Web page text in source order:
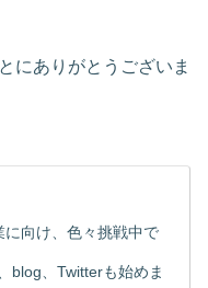
にありがとうございま
向け、色々挑戦中で
blog、Twitterも始めま